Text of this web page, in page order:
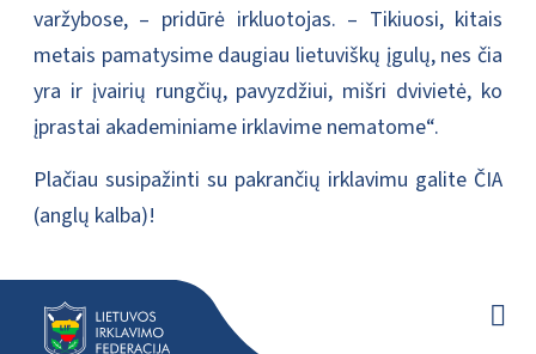
varžybose, – pridūrė irkluotojas. – Tikiuosi, kitais
metais pamatysime daugiau lietuviškų įgulų, nes čia
yra ir įvairių rungčių, pavyzdžiui, mišri dvivietė, ko
įprastai akademiniame irklavime nematome“.
Plačiau susipažinti su pakrančių irklavimu galite ČIA
(anglų kalba)!